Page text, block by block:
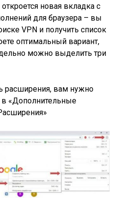
новая вкладка с
для браузера – вы
VPN и получить список
оптимальный вариант,
можно выделить три
расширения, вам нужно
«Дополнительные